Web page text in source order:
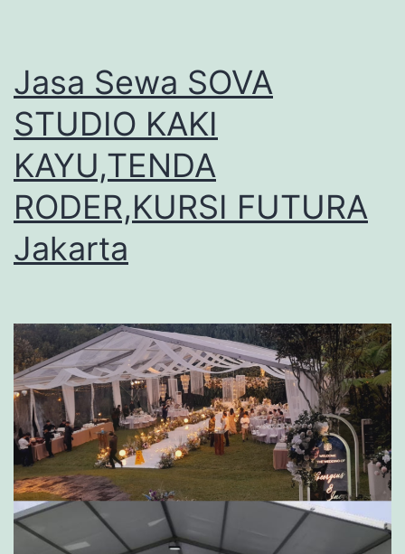
Jasa Sewa SOVA
STUDIO KAKI
KAYU,TENDA
RODER,KURSI FUTURA
Jakarta